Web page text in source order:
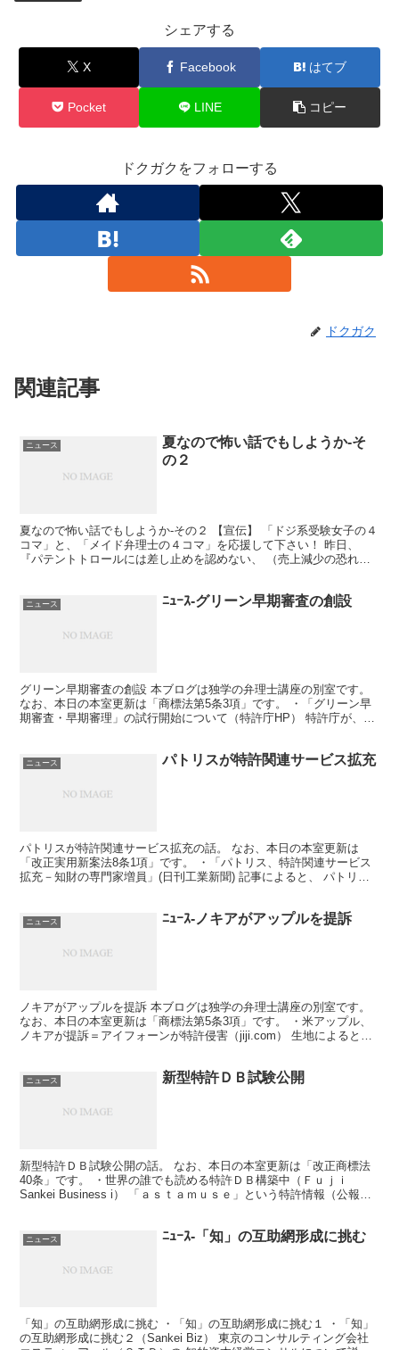
シェアする
X Facebook はてブ
Pocket LINE コピー
ドクガクをフォローする
ドクガク
関連記事
ニュース
夏なので怖い話でもしようか-そ
の２
夏なので怖い話でもしようか-その２ 【宣伝】 「ドジ系受験女子の４
コマ」と、「メイド弁理士の４コマ」を応援して下さい！ 昨日、
『パテントトロールには差し止めを認めない、 （売上減少の恐れが
ニュース ﾆｭｰｽ-グリーン早期審査の創設
グリーン早期審査の創設 本ブログは独学の弁理士講座の別室です。
なお、本日の本室更新は「商標法第5条3項」です。 ・「グリーン早
期審査・早期審理」の試行開始について（特許庁HP） 特許庁が、
ニュース パトリスが特許関連サービス拡充
パトリスが特許関連サービス拡充の話。 なお、本日の本室更新は
「改正実用新案法8条1項」です。 ・「パトリス、特許関連サービス
拡充－知財の専門家増員」(日刊工業新聞) 記事によると、 パトリス
ニュース ﾆｭｰｽ-ノキアがアップルを提訴
ノキアがアップルを提訴 本ブログは独学の弁理士講座の別室です。
なお、本日の本室更新は「商標法第5条3項」です。 ・米アップル、
ノキアが提訴＝アイフォーンが特許侵害（jiji.com） 生地によると、
ニュース 新型特許ＤＢ試験公開
新型特許ＤＢ試験公開の話。 なお、本日の本室更新は「改正商標法
40条」です。 ・世界の誰でも読める特許ＤＢ構築中（Ｆｕｊｉ
Sankei Business i） 「ａｓｔａｍｕｓｅ」という特許情報（公報）
ニュース ﾆｭｰｽ-「知」の互助網形成に挑む
「知」の互助網形成に挑む ・「知」の互助網形成に挑む１ ・「知」
の互助網形成に挑む２（Sankei Biz） 東京のコンサルティング会社